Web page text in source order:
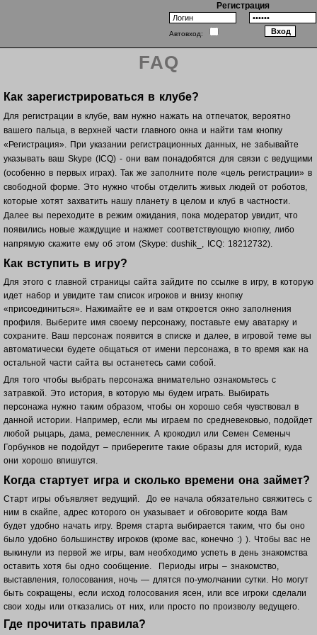
Регистрация
Автовход:
FAQ
Как зарегистрироваться в клубе?
Для регистрации в клубе, вам нужно нажать на отпечаток, вероятно
вашего пальца, в верхней части главного окна и найти там кнопку
«Регистрация». При указании регистрационных данных, не забывайте
указывать ваш Skype (ICQ) - они вам понадобятся для связи с ведущими
(особенно в первых играх). Так же заполните поле «цель регистрации» в
свободной форме. Это нужно чтобы отделить живых людей от роботов,
которые хотят захватить нашу планету в целом и клуб в частности.
Далее вы переходите в режим ожидания, пока модератор увидит, что
появились новые жаждущие и нажмет соответствующую кнопку, либо
напрямую скажите ему об этом (Skype: dushik_, ICQ: 18212732).
Как вступить в игру?
Для этого с главной страницы сайта зайдите по ссылке в игру, в которую
идет набор и увидите там список игроков и внизу кнопку
«присоединиться». Нажимайте ее и вам откроется окно заполнения
профиля. Выберите имя своему персонажу, поставьте ему аватарку и
сохраните. Ваш персонаж появится в списке и далее, в игровой теме вы
автоматически будете общаться от имени персонажа, в то время как на
остальной части сайта вы останетесь сами собой.
Для того чтобы выбрать персонажа внимательно ознакомьтесь с
затравкой. Это история, в которую мы будем играть. Выбирать
персонажа нужно таким образом, чтобы он хорошо себя чувствовал в
данной истории. Например, если мы играем по средневековью, подойдет
любой рыцарь, дама, ремесленник. А крокодил или Семен Семеныч
Горбунков не подойдут – приберегите такие образы для историй, куда
они хорошо впишутся.
Когда стартует игра и сколько времени она займет?
Старт игры объявляет ведущий. До ее начала обязательно свяжитесь с
ним в скайпе, адрес которого он указывает и обговорите когда Вам
будет удобно начать игру. Время старта выбирается таким, что бы оно
было удобно большинству игроков (кроме вас, конечно :) ). Чтобы вас не
выкинули из первой же игры, вам необходимо успеть в день знакомства
оставить хотя бы одно сообщение. Периоды игры – знакомство,
выставления, голосования, ночь — длятся по-умолчании сутки. Но могут
быть сокращены, если исход голосования ясен, или все игроки сделали
свои ходы или отказались от них, или просто по произволу ведущего.
Где прочитать правила?